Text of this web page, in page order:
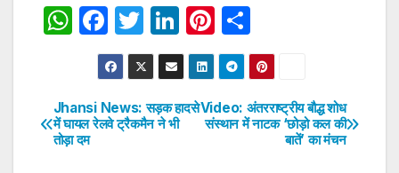
W
s
A
F
a
c
e
b
T
w
itt
er
Li
n
k
e
Pi
nt
er
e
st
h
ar
e
Post
navigation
Video: अंतरराष्ट्रीय बौद्ध शोध
संस्थान में नाटक ‘छोड़ो कल की
बातें’ का मंचन
Jhansi News: सड़क हादसे
में घायल रेलवे ट्रैकमैन ने भी
तोड़ा दम